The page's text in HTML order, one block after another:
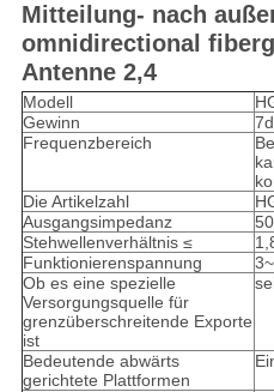
Mitteilung- nach
omnidirectional
Antenne 2,4
Modell
Gewinn
Frequenzbereich
Die Artikelzahl
Ausgangsimpedanz
50
Stehwellenverhältnis ≤
Funktionierenspannung
Ob es eine spezielle
Versorgungsquelle für
grenzüberschreitende Exporte
ist
Bedeutende abwärts
gerichtete Plattformen